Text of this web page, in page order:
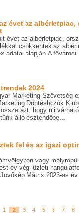
évet az albérletpiac,
évet az albérletpiac,
csökkentek az
adatai alapján.A fővárosi
2024
Marketing Szövetség
Döntéshozók
azt, hogy mi
álló esztendőbe...
fel és az igazi
vagy
év végi üzleti
Mátrix 2023-as év
1 2 3 4 5 6 7 8